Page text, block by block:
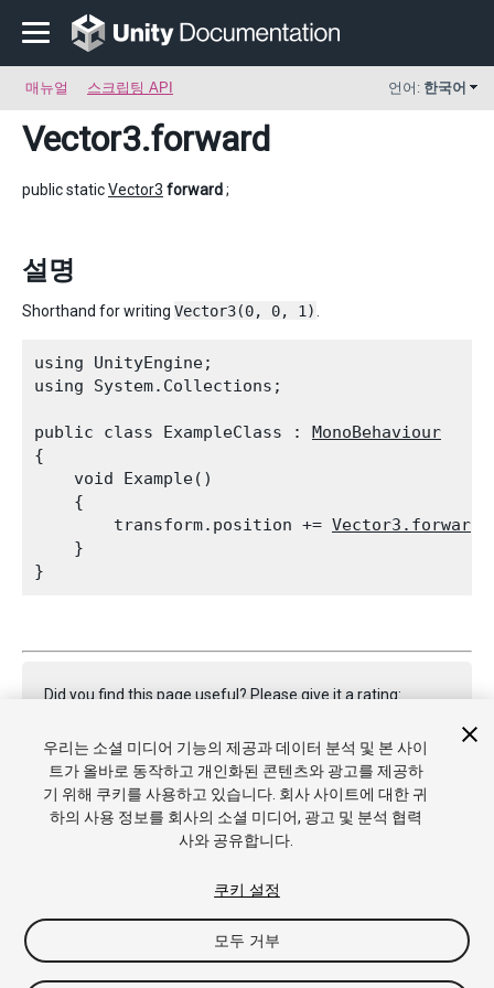
매뉴얼 스크립팅 API 언어: 한국어
Vector3.forward
public staticVector3 forward;
설명
Shorthand for writing Vector3(0, 0, 1)
using UnityEngine;
using System.Collections;
public class ExampleClass : MonoBehaviour
{
    void Example()
    {
        transform.position +=
Vector3.forward
    }
Did you find this page useful? Please give it a rating:
Report a problem on this page
Copyright © 2022 Unity Technologies. Publication 2023.1
우리는 소셜 미디어 기능의 제공과 데이터 분석 및 본 사이
트가 올바로 동작하고 개인화된 콘텐츠와 광고를 제공하
기 위해 쿠키를 사용하고 있습니다. 회사 사이트에 대한 귀
하의 사용 정보를 회사의 소셜 미디어, 광고 및 분석 협력
사와 공유합니다.
쿠키 설정
모두 거부